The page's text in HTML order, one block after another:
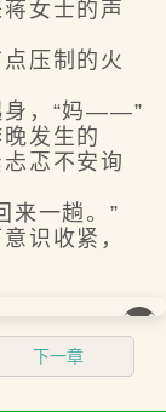
女士的声
压制的火
，“妈——”
发生的
忑不安询
一趟。”
识收紧，
��
下一章